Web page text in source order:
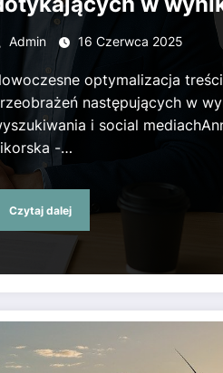
i
Admin 16 Czerwca 2025
optymalizacja
następujących w
i social
-…
Czytaj dalej